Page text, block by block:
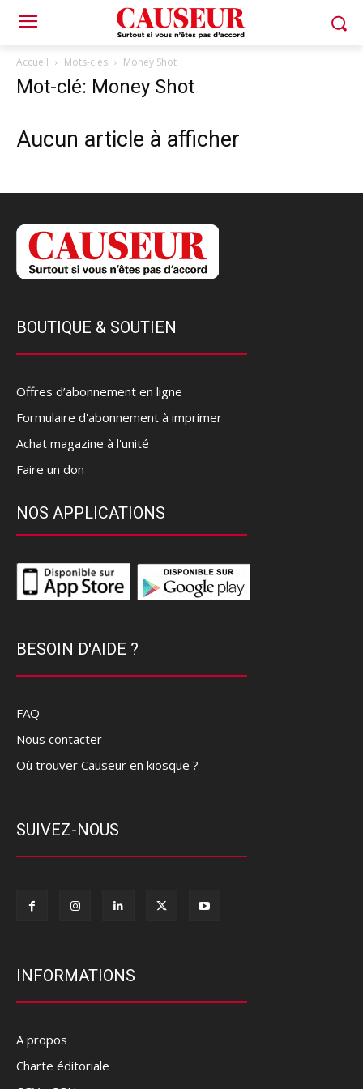
Accueil Mots-clés Money Shot
Mot-clé: Money Shot
Aucun article à afficher
BOUTIQUE & SOUTIEN
Offres d’abonnement en ligne
Formulaire d'abonnement à imprimer
Achat magazine à l'unité
Faire un don
NOS APPLICATIONS
BESOIN D'AIDE ?
FAQ
Nous contacter
Où trouver Causeur en kiosque ?
SUIVEZ-NOUS
INFORMATIONS
A propos
Charte éditoriale